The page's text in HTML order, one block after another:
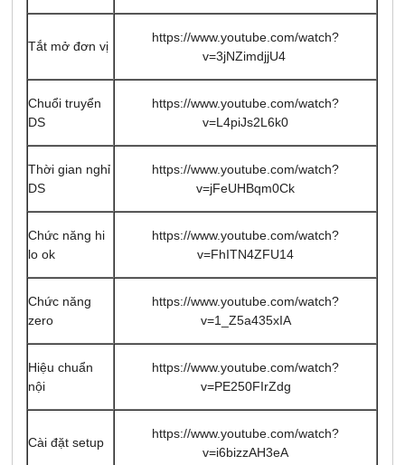
Tắt mở đơn vị
https://www.youtube.com/watch?
v=3jNZimdjjU4
Chuổi truyển
DS
https://www.youtube.com/watch?
v=L4piJs2L6k0
Thời gian nghỉ
DS
https://www.youtube.com/watch?
v=jFeUHBqm0Ck
Chức năng hi
lo ok
https://www.youtube.com/watch?
v=FhITN4ZFU14
Chức năng
zero
https://www.youtube.com/watch?
v=1_Z5a435xIA
Hiệu chuẩn
nội
https://www.youtube.com/watch?
v=PE250FIrZdg
Cài đặt setup
https://www.youtube.com/watch?
v=i6bizzAH3eA